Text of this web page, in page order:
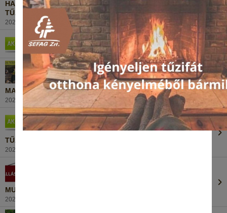
HA FŰTÉS, AKKOR TŰZIFA – MIÉRT JOBB VÁLASZTÁS A
TŰZIFA A GÁZZAL SZEMBEN?
2024. augusztus 21., Szerda
ÚJABB TŰZIFA AKCIÓ A SEFAG ZRT.-NÉL!
2024. július 14., Vasárnap
MAGAS RANGÚ KITÜNTETÉS KOLLÉGÁNKNAK
2024. július 5., Péntek
TŰZIFA HÁZHOZ SZÁLLÍTÁSI AKCIÓ A SEFAG ZRT.-NÉL
2024. június 18., Kedd
MUNKATÁRSAT KERESÜNK SZAKÁCS POZÍCIÓBA
2024. június 3., Hétfő